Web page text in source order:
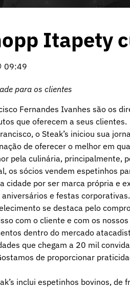
Itapety
09:49
para os clientes
Fernandes Ivanhes são os
que oferecem a seus clientes.
o Steak’s iniciou sua
de oferecer o melhor em
pela culinária, principalmente,
os sócios vendem espetinhos
cidade por ser marca própria e
e festas corporativas.
se destaca pelo
com o cliente e com os
dentro do mercado
que chegam a 20 mil
de proporcionar
inclui espetinhos bovinos, de